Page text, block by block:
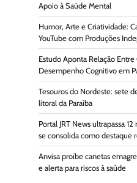
Apoio à Saúde Mental
Humor, Arte e Criatividade:
YouTube com Produções
Estudo Aponta Relação
Desempenho Cognitivo em
Tesouros do Nordeste: sete
litoral da Paraíba
Portal JRT News ultrapassa
se consolida como destaque
Anvisa proíbe canetas
e alerta para riscos à saúde